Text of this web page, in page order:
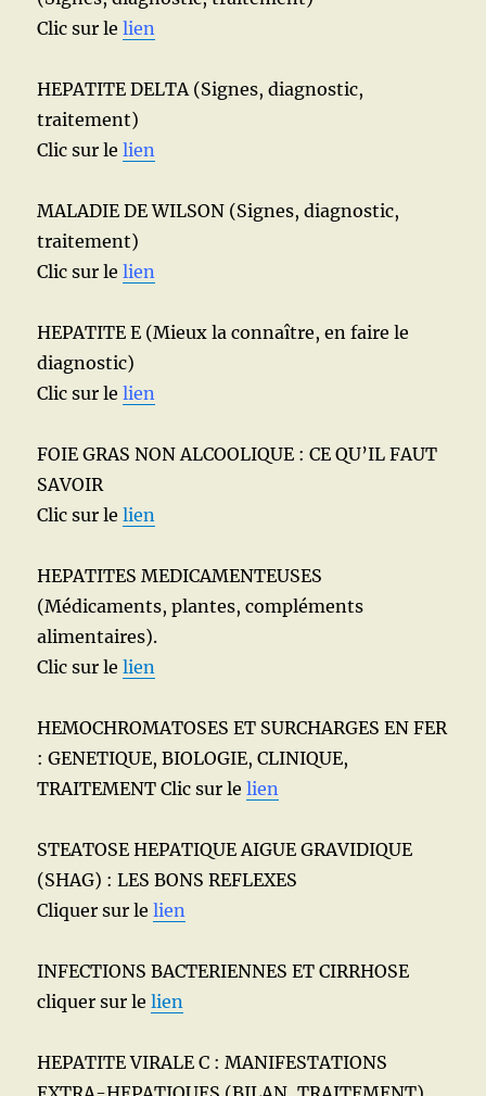
Clic sur lelien
HEPATITE DELTA (Signes, diagnostic,
traitement)
Clic sur lelien
MALADIE DE WILSON (Signes, diagnostic,
traitement)
Clic sur lelien
HEPATITE E (Mieux la connaître, en faire le
diagnostic)
Clic sur lelien
FOIE GRAS NON ALCOOLIQUE : CE QU’IL FAUT
SAVOIR
Clic sur lelien
HEPATITES MEDICAMENTEUSES
(Médicaments, plantes, compléments
alimentaires).
Clic sur lelien
HEMOCHROMATOSES ET SURCHARGES EN FER
: GENETIQUE, BIOLOGIE, CLINIQUE,
TRAITEMENT Clic sur lelien
STEATOSE HEPATIQUE AIGUE GRAVIDIQUE
(SHAG) : LES BONS REFLEXES
Cliquer sur lelien
INFECTIONS BACTERIENNES ET CIRRHOSE
cliquer sur lelien
HEPATITE VIRALE C : MANIFESTATIONS